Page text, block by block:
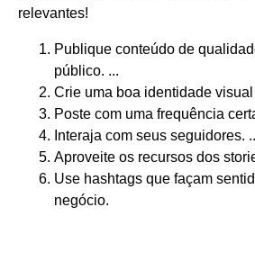
relevantes!
Publique conteúdo de
público. ...
Crie uma boa identidade visual
Poste com uma frequência
Interaja com seus seguidores.
Aproveite os recursos dos
Use hashtags que façam
negócio.